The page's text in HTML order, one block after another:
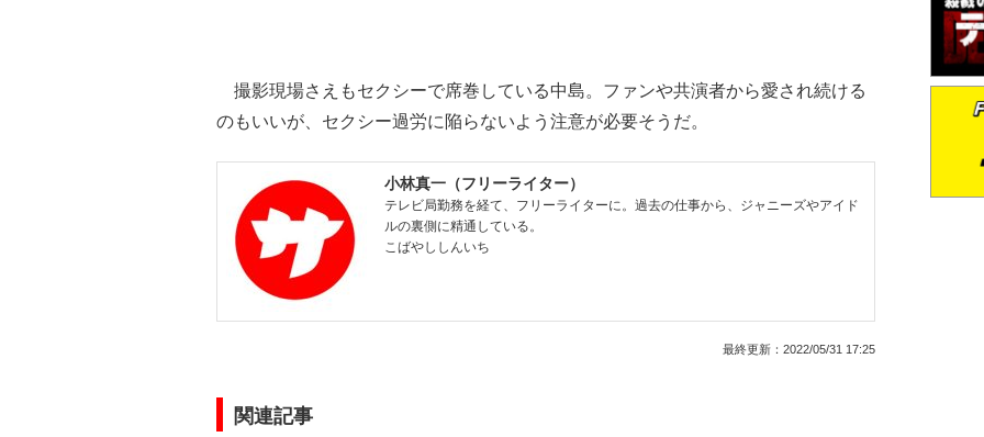
撮影現場さえもセクシーで席巻している中島。ファンや共演者から愛され続ける
のもいいが、セクシー過労に陥らないよう注意が必要そうだ。
小林真一（フリーライター）
テレビ局勤務を経て、フリーライターに。過去の仕事から、ジャニーズやアイド
ルの裏側に精通している。
こばやししんいち
最終更新： 2022/05/31 17:25
関連記事